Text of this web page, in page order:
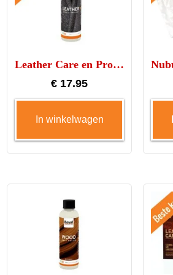
Leather Care en Protect
€ 17.95
In winkelwagen